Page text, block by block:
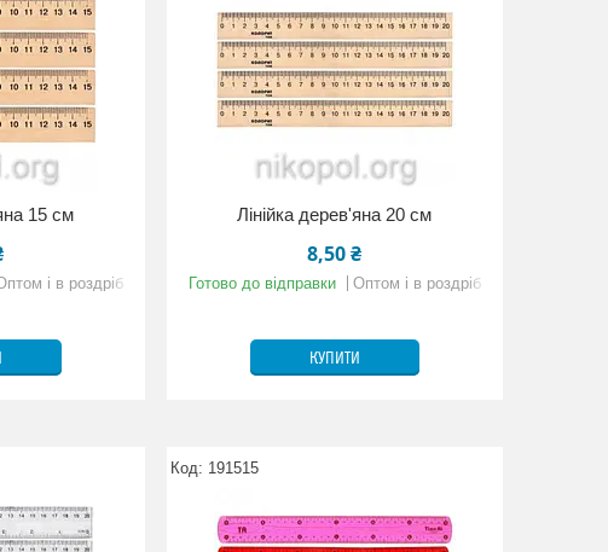
15 см
і в роздріб
Лінійка дерев'яна 20 см
8,50 ₴
Готово до відправки Оптом і в роздріб
КУПИТИ
191515